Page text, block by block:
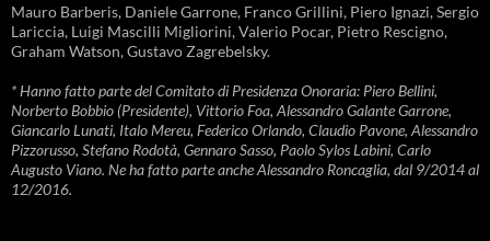
Mauro Barberis, Daniele Garrone, Franco Grillini, Piero Ignazi, Sergio
Lariccia, Luigi Mascilli Migliorini, Valerio Pocar, Pietro Rescigno,
Graham Watson, Gustavo Zagrebelsky.
* Hanno fatto parte del Comitato di Presidenza Onoraria: Piero Bellini,
Norberto Bobbio (Presidente), Vittorio Foa, Alessandro Galante Garrone,
Giancarlo Lunati, Italo Mereu, Federico Orlando, Claudio Pavone, Alessandro
Pizzorusso, Stefano Rodotà, Gennaro Sasso, Paolo Sylos Labini, Carlo
Augusto Viano. Ne ha fatto parte anche Alessandro Roncaglia, dal 9/2014 al
12/2016.